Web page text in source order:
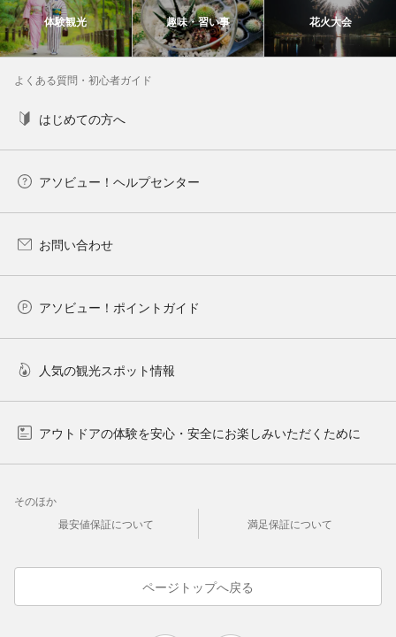
体験観光 趣味・習い事 花火大会
よくある質問・初心者ガイド
はじめての方へ
アソビュー！ヘルプセンター
お問い合わせ
アソビュー！ポイントガイド
人気の観光スポット情報
アウトドアの体験を安心・安全にお楽しみいただくために
そのほか
最安値保証について
満足保証について
ページトップへ戻る